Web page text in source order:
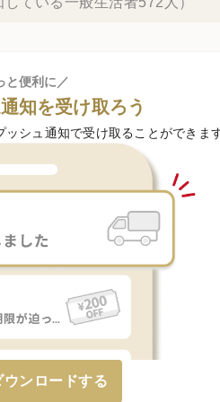
と便利に／
知を受け取ろう
ッシュ通知で受け取ることができま
ウンロードする